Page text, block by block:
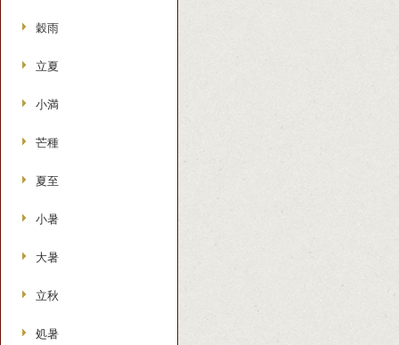
穀雨
立夏
小満
芒種
夏至
小暑
大暑
立秋
処暑